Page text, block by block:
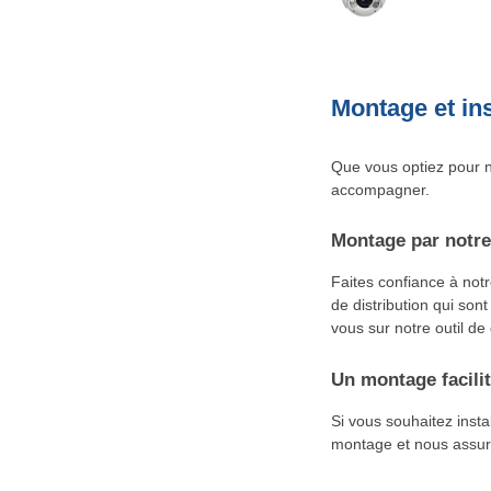
Montage et
Que vous optiez pour
accompagner.
Montage par
Faites confiance à
de distribution qui
vous sur notre outil de
Un montage
Si vous souhaitez
montage et nous